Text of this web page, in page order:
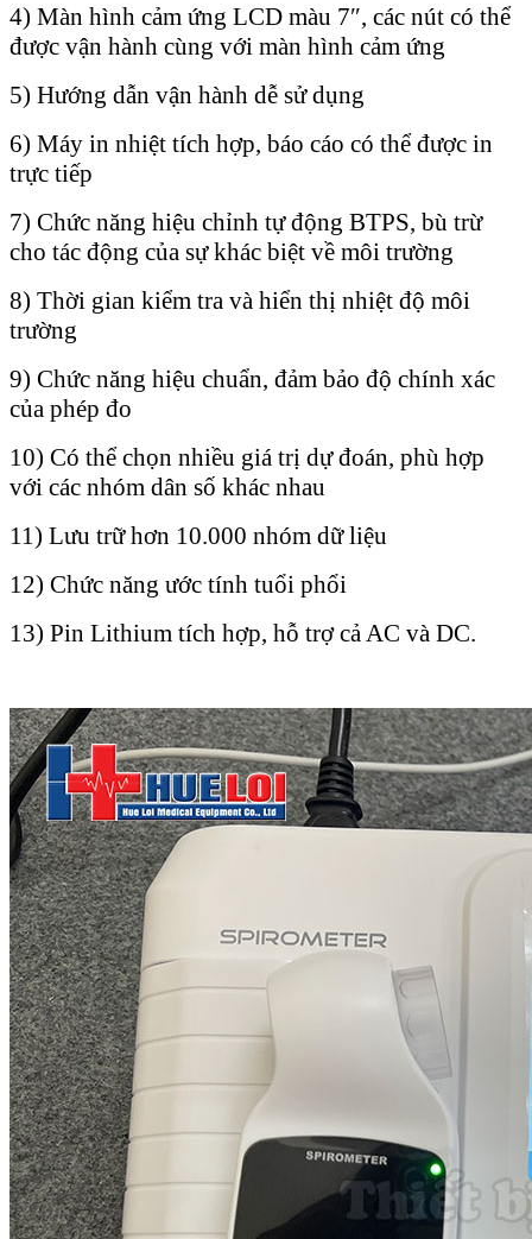
4) Màn hình cảm ứng LCD màu 7″, các nút có thể
được vận hành cùng với màn hình cảm ứng
5) Hướng dẫn vận hành dễ sử dụng
6) Máy in nhiệt tích hợp, báo cáo có thể được in
trực tiếp
7) Chức năng hiệu chỉnh tự động BTPS, bù trừ
cho tác động của sự khác biệt về môi trường
8) Thời gian kiểm tra và hiển thị nhiệt độ môi
trường
9) Chức năng hiệu chuẩn, đảm bảo độ chính xác
của phép đo
10) Có thể chọn nhiều giá trị dự đoán, phù hợp
với các nhóm dân số khác nhau
11) Lưu trữ hơn 10.000 nhóm dữ liệu
12) Chức năng ước tính tuổi phổi
13) Pin Lithium tích hợp, hỗ trợ cả AC và DC.